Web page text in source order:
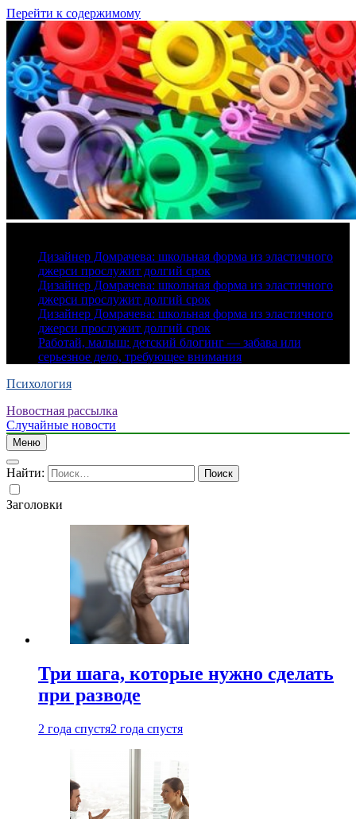
Перейти к содержимому
Дизайнер Домрачева: школьная форма из эластичного
джерси прослужит долгий срок
Дизайнер Домрачева: школьная форма из эластичного
джерси прослужит долгий срок
Дизайнер Домрачева: школьная форма из эластичного
джерси прослужит долгий срок
Работай, малыш: детский блогинг — забава или
серьезное дело, требующее внимания
Психология
Новостная рассылка
Случайные новости
Меню
Найти:
Заголовки
Три шага, которые нужно сделать
при разводе
2 года спустя2 года спустя